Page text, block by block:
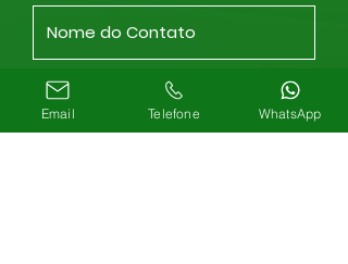
Email Telefone WhatsApp